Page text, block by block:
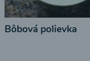
Bôbová polievka